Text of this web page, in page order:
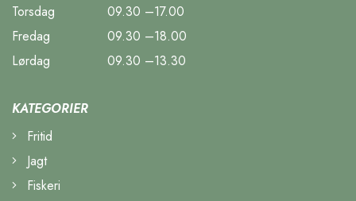
Torsdag
09.30 –17.00
Fredag
09.30 –18.00
Lørdag
09.30 –13.30
KATEGORIER
Fritid
Jagt
Fiskeri